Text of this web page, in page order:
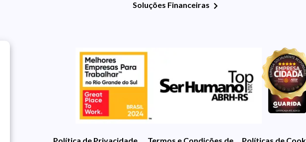
Soluções Financeiras
Política de Privacidade Termos e Condições de UsoPolíticas de